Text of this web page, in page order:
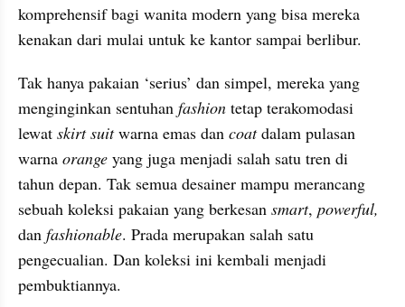
komprehensif bagi wanita modern yang bisa mereka
kenakan dari mulai untuk ke kantor sampai berlibur.
Tak hanya pakaian ‘serius’ dan simpel, mereka yang
menginginkan sentuhan fashion tetap terakomodasi
lewat skirt suit warna emas dan coat dalam pulasan
warna orange yang juga menjadi salah satu tren di
tahun depan. Tak semua desainer mampu merancang
sebuah koleksi pakaian yang berkesan smart,
dan fashionable. Prada merupakan salah satu
pengecualian. Dan koleksi ini kembali menjadi
pembuktiannya.